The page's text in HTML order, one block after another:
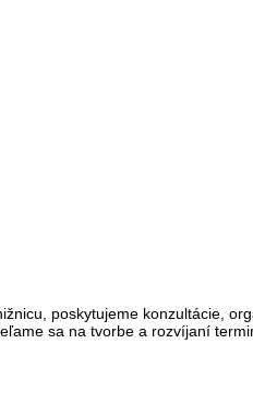
poskytujeme konzultácie,
sa na tvorbe a rozvíjaní